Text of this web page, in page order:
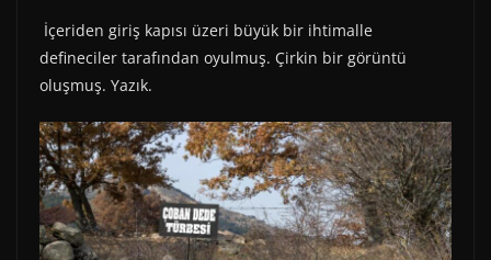
İçeriden giriş kapısı üzeri büyük bir ihtimalle
defineciler tarafından oyulmuş. Çirkin bir görüntü
oluşmuş. Yazık.